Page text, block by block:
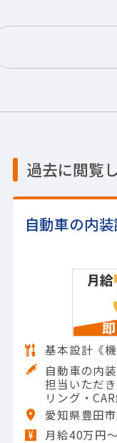
過去に閲覧
自動車の内
基本設計《機
自動車の内
担当いただ
リング・
部品)自動車
ATIA
愛知県豊田市